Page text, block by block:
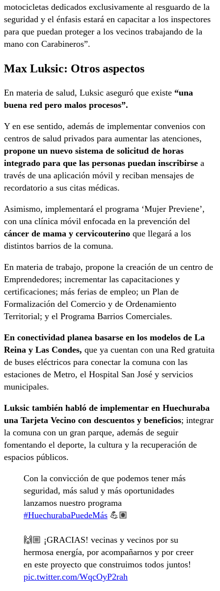
motocicletas dedicados exclusivamente al resguardo de la
seguridad y el énfasis estará en capacitar a los inspectores
para que puedan proteger a los vecinos trabajando de la
mano con Carabineros”.
Max Luksic: Otros aspectos
En materia de salud, Luksic aseguró que existe “una
buena red pero malos procesos”.
Y en ese sentido, además de implementar convenios con
centros de salud privados para aumentar las atenciones,
propone un nuevo sistema de solicitud de horas
integrado para que las personas puedan inscribirse a
través de una aplicación móvil y reciban mensajes de
recordatorio a sus citas médicas.
Asimismo, implementará el programa ‘Mujer Previene’,
con una clínica móvil enfocada en la prevención del
cáncer de mama y cervicouterino que llegará a los
distintos barrios de la comuna.
En materia de trabajo, propone la creación de un centro de
Emprendedores; incrementar las capacitaciones y
certificaciones; más ferias de empleo; un Plan de
Formalización del Comercio y de Ordenamiento
Territorial; y el Programa Barrios Comerciales.
En conectividad planea basarse en los modelos de La
Reina y Las Condes, que ya cuentan con una Red gratuita
de buses eléctricos para conectar la comuna con las
estaciones de Metro, el Hospital San José y servicios
municipales.
Luksic también habló de implementar en Huechuraba
una Tarjeta Vecino con descuentos y beneficios; integrar
la comuna con un gran parque, además de seguir
fomentando el deporte, la cultura y la recuperación de
espacios públicos.
Con la convicción de que podemos tener más
seguridad, más salud y más oportunidades
lanzamos nuestro programa
#HuechurabaPuedeMás 💪🏽
🙌🏼 ¡GRACIAS! vecinas y vecinos por su
hermosa energía, por acompañarnos y por creer
en este proyecto que construimos todos juntos!
pic.twitter.com/WqcOyP2rah